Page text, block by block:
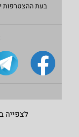
בעת ההצטרפות
לצפייה